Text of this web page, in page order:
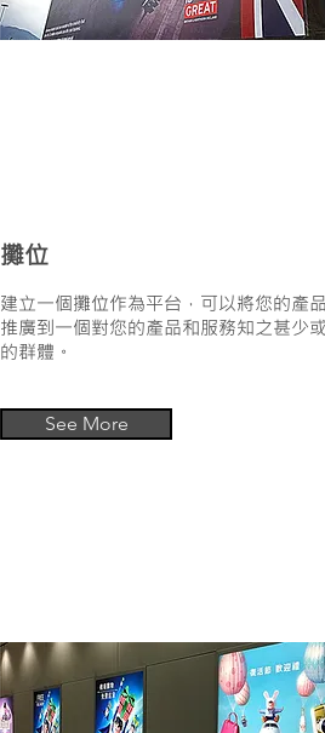
攤位
建立一個攤位作為平台，可以將您的產
推廣到一個對您的產品和服務知之甚少
的群體。
See More